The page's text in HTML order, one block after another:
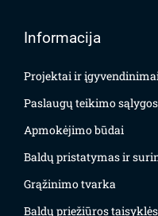
Informacija
Projektai ir
Paslaugų teikimo sąlygos
Apmokėjimo būdai
Baldų pristatymas ir
Grąžinimo tvarka
Baldų priežiūros taisyklės